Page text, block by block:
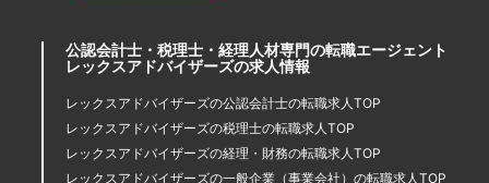
公認会計士・税理士・経理人材専門の転職エージェント
レックスアドバイザーズの求人情報
レックスアドバイザーズの公認会計士の転職求人TOP
レックスアドバイザーズの税理士の転職求人TOP
レックスアドバイザーズの経理・財務の転職求人TOP
レックスアドバイザーズの一般企業（事業会社）の転職求人TOP